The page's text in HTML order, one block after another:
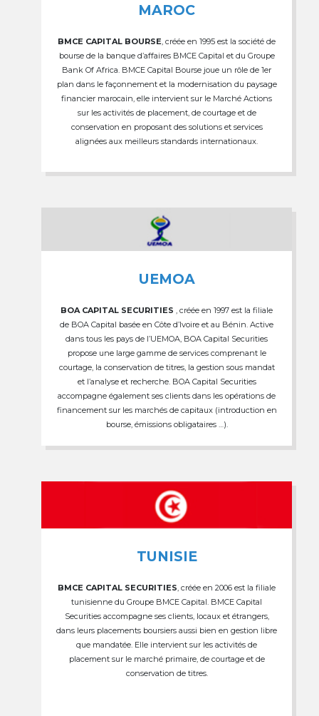
MAROC
BMCE CAPITAL BOURSE , créée en 1995 est la société de
bourse de la banque d’affaires BMCE Capital et du Groupe
Bank Of Africa. BMCE Capital Bourse joue un rôle de 1er
plan dans le façonnement et la modernisation du paysage
financier marocain, elle intervient sur le Marché Actions
sur les activités de placement, de courtage et de
conservation en proposant des solutions et services
alignées aux meilleurs standards internationaux.
UEMOA
BOA CAPITAL SECURITIES , créée en 1997 est la filiale
de BOA Capital basée en Côte d’Ivoire et au Bénin. Active
dans tous les pays de l’UEMOA, BOA Capital Securities
propose une large gamme de services comprenant le
courtage, la conservation de titres, la gestion sous mandat
et l’analyse et recherche. BOA Capital Securities
accompagne également ses clients dans les opérations de
financement sur les marchés de capitaux (introduction en
bourse, émissions obligataires …).
TUNISIE
BMCE CAPITAL SECURITIES , créée en 2006 est la filiale
tunisienne du Groupe BMCE Capital. BMCE Capital
Securities accompagne ses clients, locaux et étrangers,
dans leurs placements boursiers aussi bien en gestion libre
que mandatée. Elle intervient sur les activités de
placement sur le marché primaire, de courtage et de
conservation de titres.